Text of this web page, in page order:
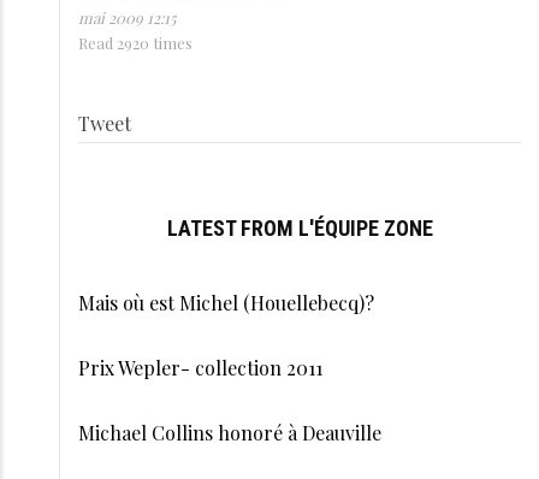
mai 2009 12:15
Read 2920 times
Tweet
LATEST FROM L'ÉQUIPE ZONE
Mais où est Michel (Houellebecq)?
Prix Wepler- collection 2011
Michael Collins honoré à Deauville